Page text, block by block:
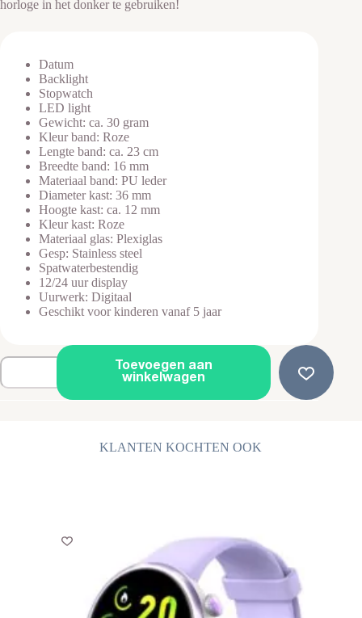
horloge in het donker te gebruiken!
Datum
Backlight
Stopwatch
LED light
Gewicht: ca. 30 gram
Kleur band: Roze
Lengte band: ca. 23 cm
Breedte band: 16 mm
Materiaal band: PU leder
Diameter kast: 36 mm
Hoogte kast: ca. 12 mm
Kleur kast: Roze
Materiaal glas: Plexiglas
Gesp: Stainless steel
Spatwaterbestendig
12/24 uur display
Uurwerk: Digitaal
Geschikt voor kinderen vanaf 5 jaar
LED
-
Multifunctioneel
Toevoegen aan
winkelwagen
KLANTEN KOCHTEN OOK